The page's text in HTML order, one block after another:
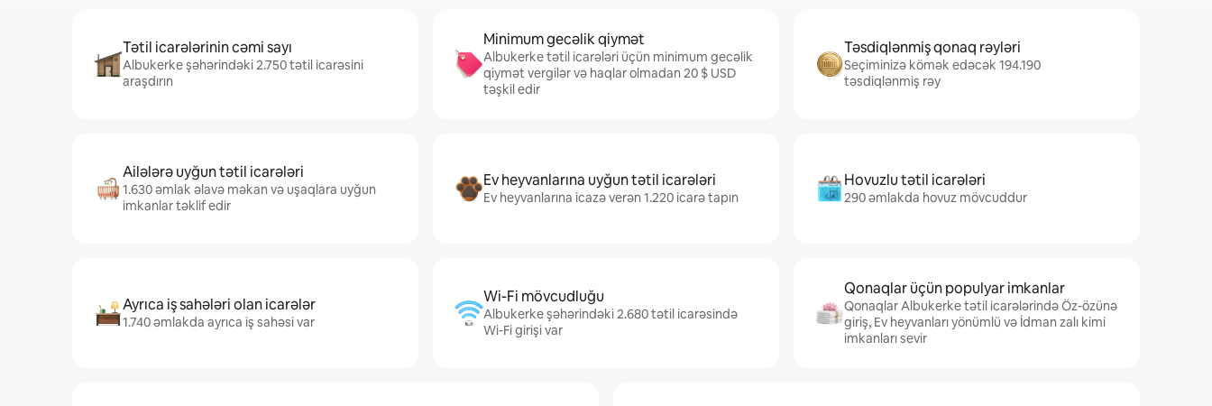
Tətil icarələrinin cəmi sayı
Albukerke şəhərindəki 2.750 tətil icarəsini
araşdırın
Minimum gecəlik qiymət
Albukerke tətil icarələri üçün minimum gecəlik
qiymət vergilər və haqlar olmadan 20 $ USD
təşkil edir
Təsdiqlənmiş qonaq rəyləri
Seçiminizə kömək edəcək 194.190
təsdiqlənmiş rəy
Ailələrə uyğun tətil icarələri
1.630 əmlak əlavə məkan və uşaqlara uyğun
imkanlar təklif edir
Ev heyvanlarına uyğun tətil icarələri
Ev heyvanlarına icazə verən 1.220 icarə tapın
Hovuzlu tətil icarələri
290 əmlakda hovuz mövcuddur
Ayrıca iş sahələri olan icarələr
1.740 əmlakda ayrıca iş sahəsi var
Wi-Fi mövcudluğu
Albukerke şəhərindəki 2.680 tətil icarəsində
Wi-Fi girişi var
Qonaqlar üçün populyar imkanlar
Qonaqlar Albukerke tətil icarələrində Öz-özünə
giriş, Ev heyvanları yönümlü və İdman zalı kimi
imkanları sevir